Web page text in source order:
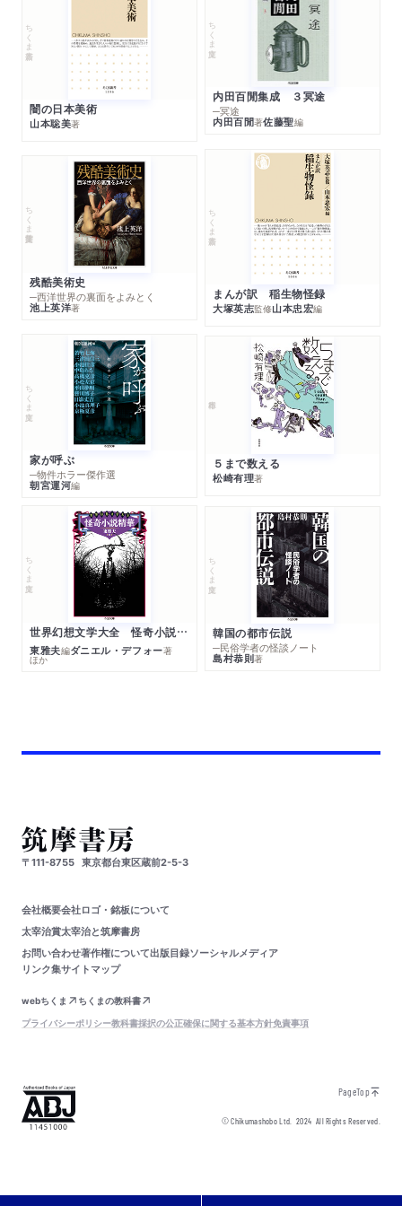
ちくま新書
闇の日本美術
山本聡美著
ちくま文庫
内田百閒集成 ３冥途
─冥途
内田百閒著佐藤聖編
ちくま学芸文庫
残酷美術史
─西洋世界の裏面をよみとく
池上英洋著
ちくま新書
まんが訳 稲生物怪録
大塚英志監修山本忠宏編
ちくま文庫
家が呼ぶ
─物件ホラー傑作選
朝宮運河編
５まで数える
松崎有理著
ちくま文庫
世界幻想文学大全 怪奇小説精華
東雅夫編ダニエル・デフォー著
ほか
ちくま文庫
韓国の都市伝説
─民俗学者の怪談ノート
島村恭則著
〒111-8755 東京都台東区蔵前2-5-3
会社概要会社ロゴ・銘板について
太宰治賞太宰治と筑摩書房
お問い合わせ著作権について出版目録ソーシャルメディア
リンク集サイトマップ
webちくま
ちくまの教科書
プライバシーポリシー教科書採択の公正確保に関する基本方針免責事項
PageTop
© Chikumashobo Ltd.2024 All Rights Reserved.